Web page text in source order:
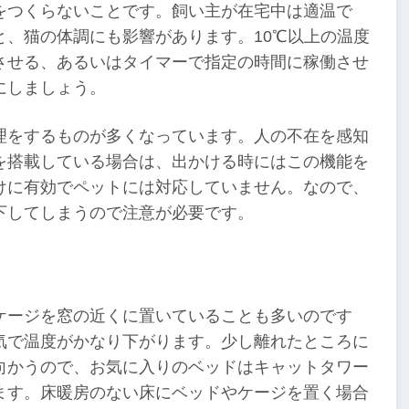
くらないことです。飼い主が在宅中は適温で
猫の体調にも影響があります。10℃以上の温度
る、あるいはタイマーで指定の時間に稼働させ
ましょう。
するものが多くなっています。人の不在を感知
載している場合は、出かける時にはこの機能を
有効でペットには対応していません。なので、
てしまうので注意が必要です。
ジを窓の近くに置いていることも多いのです
温度がかなり下がります。少し離れたところに
うので、お気に入りのベッドはキャットタワー
。床暖房のない床にベッドやケージを置く場合